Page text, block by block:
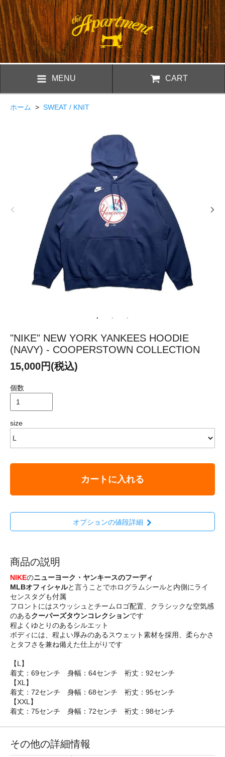
MENU CART
ホーム > SWEAT / KNIT
"NIKE" NEW YORK YANKEES HOODIE
(NAVY) - COOPERSTOWN COLLECTION
15,000円(税込)
個数
size
カートに入れる
オプションの値段詳細
商品の説明
NIKEのニューヨーク・ヤンキースのフーディ
MLBオフィシャルと言うことでホログラムシールと内側にライ
センスタグも付属
フロントにはスウッシュとチームロゴ配置、クラシックな空気感
のあるクーパーズタウンコレクションです
程よくゆとりのあるシルエット
ボディには、程よい厚みのあるスウェット素材を採用、柔らかさ
とタフさを兼ね備えた仕上がりです
【L】
着丈：69センチ 身幅：64センチ 裄丈：92センチ
【XL】
着丈：72センチ 身幅：68センチ 裄丈：95センチ
【XXL】
着丈：75センチ 身幅：72センチ 裄丈：98センチ
その他の詳細情報